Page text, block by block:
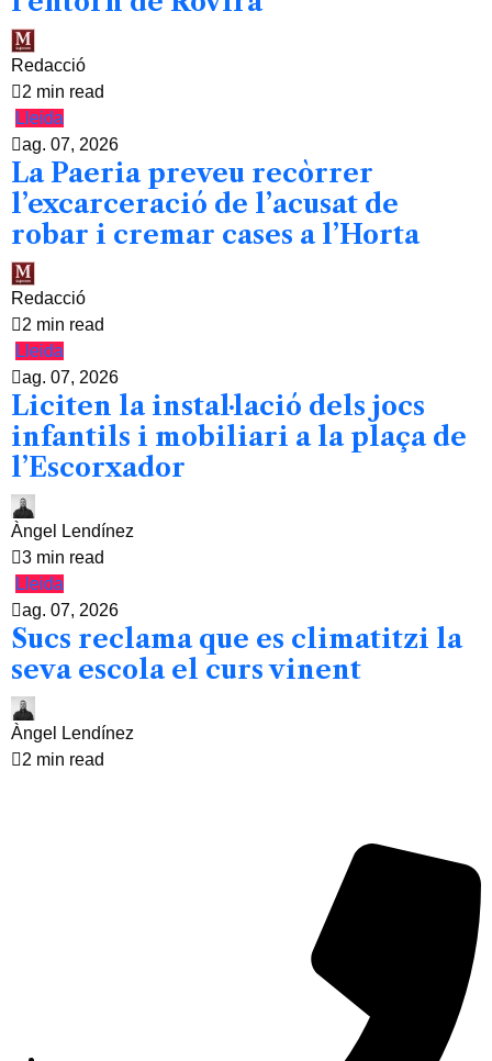
Redacció
2 min read
Lleida
ag. 07, 2026
La Paeria preveu recòrrer
l’excarceració de l’acusat de
robar i cremar cases a l’Horta
Redacció
2 min read
Lleida
ag. 07, 2026
Liciten la instal·lació dels jocs
infantils i mobiliari a la plaça de
l’Escorxador
Àngel Lendínez
3 min read
Lleida
ag. 07, 2026
Sucs reclama que es climatitzi la
seva escola el curs vinent
Àngel Lendínez
2 min read